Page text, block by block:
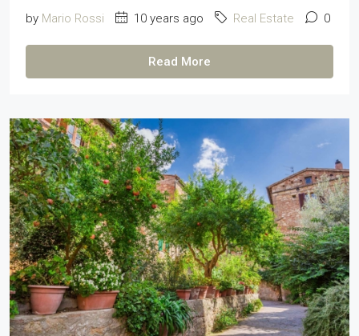
by Mario Rossi 10 years ago Real Estate 0
Read More